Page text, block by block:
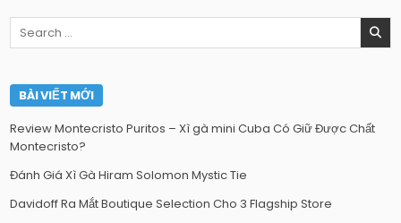
Search
for:
BÀI VIẾT MỚI
Review Montecristo Puritos – Xì gà mini Cuba Có Giữ Được Chất
Montecristo?
Đánh Giá Xì Gà Hiram Solomon Mystic Tie
Davidoff Ra Mắt Boutique Selection Cho 3 Flagship Store